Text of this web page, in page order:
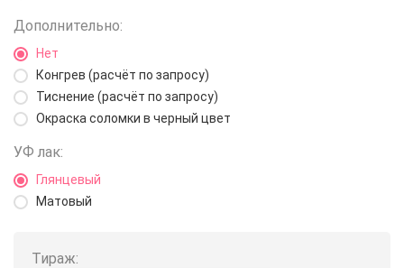
Дополнительно:
Нет
Конгрев (расчёт по запросу)
Тиснение (расчёт по запросу)
Окраска соломки в черный цвет
УФ лак:
Глянцевый
Матовый
Тираж: